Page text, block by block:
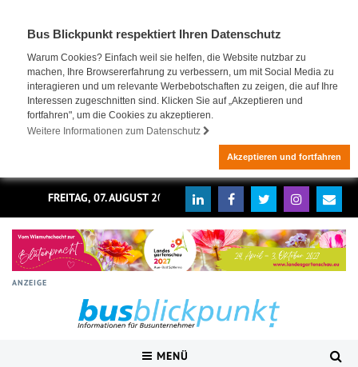
Bus Blickpunkt respektiert Ihren Datenschutz
Warum Cookies? Einfach weil sie helfen, die Website nutzbar zu
machen, Ihre Browsererfahrung zu verbessern, um mit Social Media zu
interagieren und um relevante Werbebotschaften zu zeigen, die auf Ihre
Interessen zugeschnitten sind. Klicken Sie auf „Akzeptieren und
fortfahren", um die Cookies zu akzeptieren.
Weitere Informationen zum Datenschutz
Akzeptieren und fortfahren
FREITAG, 07. AUGUST 2026
ANZEIGE
MENÜ